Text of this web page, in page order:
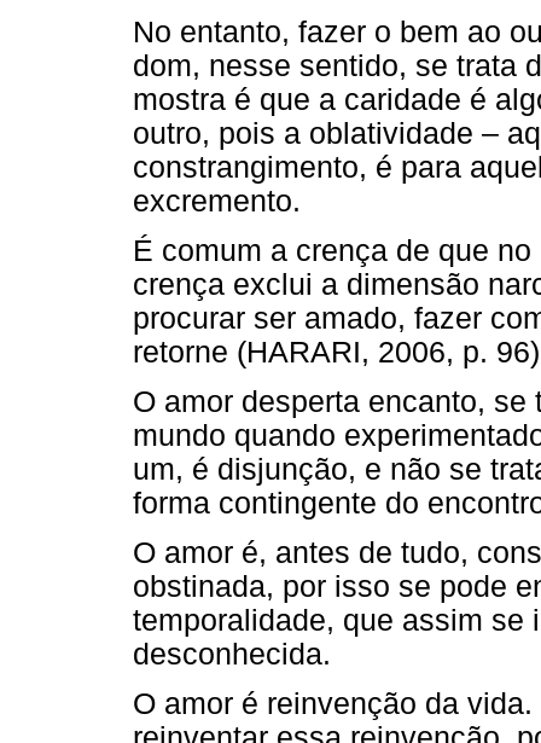
No entanto, fazer o bem ao
dom, nesse sentido, se trata
mostra é que a caridade é
outro, pois a oblatividade –
constrangimento, é para
excremento.
É comum a crença de que
crença exclui a dimensão
procurar ser amado, fazer
retorne (HARARI, 2006, p.
O amor desperta encanto,
mundo quando
um, é disjunção, e não se
forma contingente do
O amor é, antes de tudo,
obstinada, por isso se pode
temporalidade, que assim se
desconhecida.
O amor é reinvenção da